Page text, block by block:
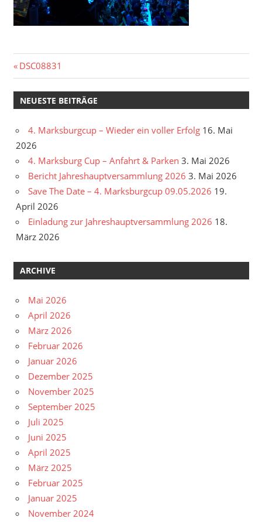
Beitragsnavigation
Vorheriger
Beitrag:
DSC08831
NEUESTE BEITRÄGE
4. Marksburgcup – Wieder ein voller Erfolg 16. Mai
2026
4. Marksburg Cup – Anfahrt & Parken 3. Mai 2026
Bericht Jahreshauptversammlung 2026 3. Mai 2026
Save The Date – 4. Marksburgcup 09.05.2026 19.
April 2026
Einladung zur Jahreshauptversammlung 2026 18.
März 2026
ARCHIVE
Mai 2026
April 2026
März 2026
Februar 2026
Januar 2026
Dezember 2025
November 2025
September 2025
Juli 2025
Juni 2025
April 2025
März 2025
Februar 2025
Januar 2025
November 2024